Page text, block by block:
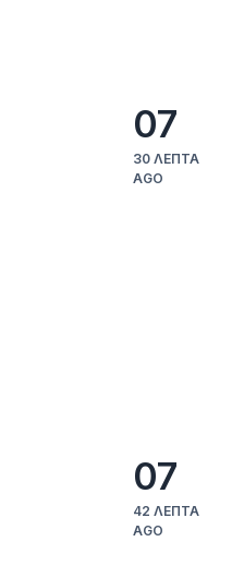
07
30 ΛΕΠΤΆ
AGO
07
42 ΛΕΠΤΆ
AGO